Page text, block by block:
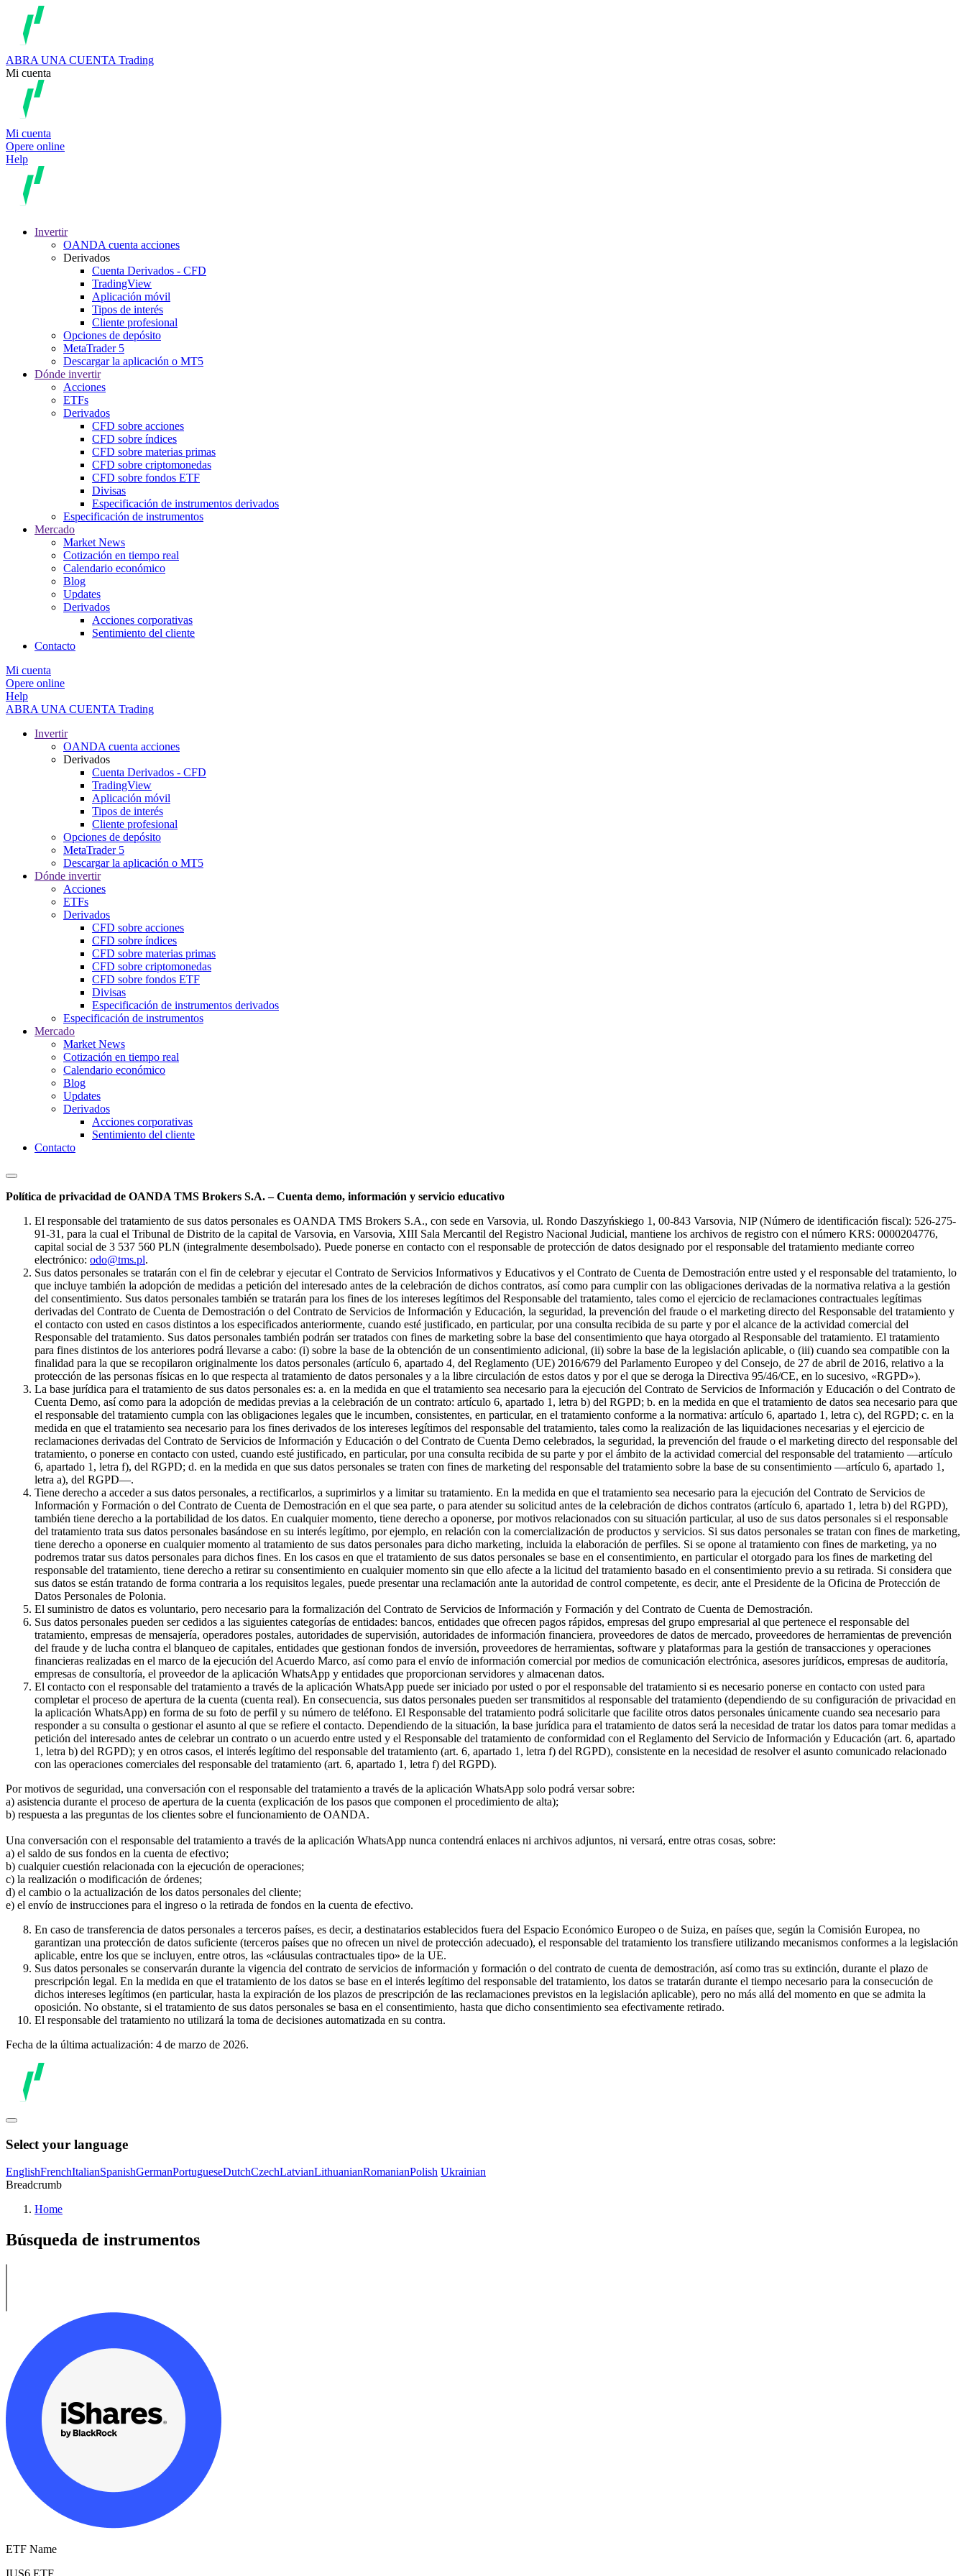
ABRA UNA CUENTA Trading
Mi cuenta
Mi cuenta
Opere online
Help
Invertir
OANDA cuenta acciones
Derivados
Cuenta Derivados - CFD
TradingView
Aplicación móvil
Tipos de interés
Cliente profesional
Opciones de depósito
MetaTrader 5
Descargar la aplicación o MT5
Dónde invertir
Acciones
ETFs
Derivados
CFD sobre acciones
CFD sobre índices
CFD sobre materias primas
CFD sobre criptomonedas
CFD sobre fondos ETF
Divisas
Especificación de instrumentos derivados
Especificación de instrumentos
Mercado
Market News
Cotización en tiempo real
Calendario económico
Blog
Updates
Derivados
Acciones corporativas
Sentimiento del cliente
Contacto
Mi cuenta
Opere online
Help
ABRA UNA CUENTA Trading
Invertir
OANDA cuenta acciones
Derivados
Cuenta Derivados - CFD
TradingView
Aplicación móvil
Tipos de interés
Cliente profesional
Opciones de depósito
MetaTrader 5
Descargar la aplicación o MT5
Dónde invertir
Acciones
ETFs
Derivados
CFD sobre acciones
CFD sobre índices
CFD sobre materias primas
CFD sobre criptomonedas
CFD sobre fondos ETF
Divisas
Especificación de instrumentos derivados
Especificación de instrumentos
Mercado
Market News
Cotización en tiempo real
Calendario económico
Blog
Updates
Derivados
Acciones corporativas
Sentimiento del cliente
Contacto
Política de privacidad de OANDA TMS Brokers S.A. – Cuenta demo, información y servicio educativo
El responsable del tratamiento de sus datos personales es OANDA TMS Brokers S.A., con sede en Varsovia, ul. Rondo Daszyńskiego 1, 00-843 Varsovia, NIP (Número de identificación fiscal): 526-275-
91-31, para la cual el Tribunal de Distrito de la capital de Varsovia, en Varsovia, XIII Sala Mercantil del Registro Nacional Judicial, mantiene los archivos de registro con el número KRS: 0000204776,
capital social de 3 537 560 PLN (integralmente desembolsado). Puede ponerse en contacto con el responsable de protección de datos designado por el responsable del tratamiento mediante correo
electrónico: odo@tms.pl.
Sus datos personales se tratarán con el fin de celebrar y ejecutar el Contrato de Servicios Informativos y Educativos y el Contrato de Cuenta de Demostración entre usted y el responsable del tratamiento, lo
que incluye también la adopción de medidas a petición del interesado antes de la celebración de dichos contratos, así como para cumplir con las obligaciones derivadas de la normativa relativa a la gestión
del consentimiento. Sus datos personales también se tratarán para los fines de los intereses legítimos del Responsable del tratamiento, tales como el ejercicio de reclamaciones contractuales legítimas
derivadas del Contrato de Cuenta de Demostración o del Contrato de Servicios de Información y Educación, la seguridad, la prevención del fraude o el marketing directo del Responsable del tratamiento y
el contacto con usted en casos distintos a los especificados anteriormente, cuando esté justificado, en particular, por una consulta recibida de su parte y por el alcance de la actividad comercial del
Responsable del tratamiento. Sus datos personales también podrán ser tratados con fines de marketing sobre la base del consentimiento que haya otorgado al Responsable del tratamiento. El tratamiento
para fines distintos de los anteriores podrá llevarse a cabo: (i) sobre la base de la obtención de un consentimiento adicional, (ii) sobre la base de la legislación aplicable, o (iii) cuando sea compatible con la
finalidad para la que se recopilaron originalmente los datos personales (artículo 6, apartado 4, del Reglamento (UE) 2016/679 del Parlamento Europeo y del Consejo, de 27 de abril de 2016, relativo a la
protección de las personas físicas en lo que respecta al tratamiento de datos personales y a la libre circulación de estos datos y por el que se deroga la Directiva 95/46/CE, en lo sucesivo, «RGPD»).
La base jurídica para el tratamiento de sus datos personales es: a. en la medida en que el tratamiento sea necesario para la ejecución del Contrato de Servicios de Información y Educación o del Contrato de
Cuenta Demo, así como para la adopción de medidas previas a la celebración de un contrato: artículo 6, apartado 1, letra b) del RGPD; b. en la medida en que el tratamiento de datos sea necesario para que
el responsable del tratamiento cumpla con las obligaciones legales que le incumben, consistentes, en particular, en el tratamiento conforme a la normativa: artículo 6, apartado 1, letra c), del RGPD; c. en la
medida en que el tratamiento sea necesario para los fines derivados de los intereses legítimos del responsable del tratamiento, tales como la realización de las liquidaciones necesarias y el ejercicio de
reclamaciones derivadas del Contrato de Servicios de Información y Educación o del Contrato de Cuenta Demo celebrados, la seguridad, la prevención del fraude o el marketing directo del responsable del
tratamiento, o ponerse en contacto con usted, cuando esté justificado, en particular, por una consulta recibida de su parte y por el ámbito de la actividad comercial del responsable del tratamiento —artículo
6, apartado 1, letra f), del RGPD; d. en la medida en que sus datos personales se traten con fines de marketing del responsable del tratamiento sobre la base de su consentimiento —artículo 6, apartado 1,
letra a), del RGPD—.
Tiene derecho a acceder a sus datos personales, a rectificarlos, a suprimirlos y a limitar su tratamiento. En la medida en que el tratamiento sea necesario para la ejecución del Contrato de Servicios de
Información y Formación o del Contrato de Cuenta de Demostración en el que sea parte, o para atender su solicitud antes de la celebración de dichos contratos (artículo 6, apartado 1, letra b) del RGPD),
también tiene derecho a la portabilidad de los datos. En cualquier momento, tiene derecho a oponerse, por motivos relacionados con su situación particular, al uso de sus datos personales si el responsable
del tratamiento trata sus datos personales basándose en su interés legítimo, por ejemplo, en relación con la comercialización de productos y servicios. Si sus datos personales se tratan con fines de marketing,
tiene derecho a oponerse en cualquier momento al tratamiento de sus datos personales para dicho marketing, incluida la elaboración de perfiles. Si se opone al tratamiento con fines de marketing, ya no
podremos tratar sus datos personales para dichos fines. En los casos en que el tratamiento de sus datos personales se base en el consentimiento, en particular el otorgado para los fines de marketing del
responsable del tratamiento, tiene derecho a retirar su consentimiento en cualquier momento sin que ello afecte a la licitud del tratamiento basado en el consentimiento previo a su retirada. Si considera que
sus datos se están tratando de forma contraria a los requisitos legales, puede presentar una reclamación ante la autoridad de control competente, es decir, ante el Presidente de la Oficina de Protección de
Datos Personales de Polonia.
El suministro de datos es voluntario, pero necesario para la formalización del Contrato de Servicios de Información y Formación y del Contrato de Cuenta de Demostración.
Sus datos personales pueden ser cedidos a las siguientes categorías de entidades: bancos, entidades que ofrecen pagos rápidos, empresas del grupo empresarial al que pertenece el responsable del
tratamiento, empresas de mensajería, operadores postales, autoridades de supervisión, autoridades de información financiera, proveedores de datos de mercado, proveedores de herramientas de prevención
del fraude y de lucha contra el blanqueo de capitales, entidades que gestionan fondos de inversión, proveedores de herramientas, software y plataformas para la gestión de transacciones y operaciones
financieras realizadas en el marco de la ejecución del Acuerdo Marco, así como para el envío de información comercial por medios de comunicación electrónica, asesores jurídicos, empresas de auditoría,
empresas de consultoría, el proveedor de la aplicación WhatsApp y entidades que proporcionan servidores y almacenan datos.
El contacto con el responsable del tratamiento a través de la aplicación WhatsApp puede ser iniciado por usted o por el responsable del tratamiento si es necesario ponerse en contacto con usted para
completar el proceso de apertura de la cuenta (cuenta real). En consecuencia, sus datos personales pueden ser transmitidos al responsable del tratamiento (dependiendo de su configuración de privacidad en
la aplicación WhatsApp) en forma de su foto de perfil y su número de teléfono. El Responsable del tratamiento podrá solicitarle que facilite otros datos personales únicamente cuando sea necesario para
responder a su consulta o gestionar el asunto al que se refiere el contacto. Dependiendo de la situación, la base jurídica para el tratamiento de datos será la necesidad de tratar los datos para tomar medidas a
petición del interesado antes de celebrar un contrato o un acuerdo entre usted y el Responsable del tratamiento de conformidad con el Reglamento del Servicio de Información y Educación (art. 6, apartado
1, letra b) del RGPD); y en otros casos, el interés legítimo del responsable del tratamiento (art. 6, apartado 1, letra f) del RGPD), consistente en la necesidad de resolver el asunto comunicado relacionado
con las operaciones comerciales del responsable del tratamiento (art. 6, apartado 1, letra f) del RGPD).
Por motivos de seguridad, una conversación con el responsable del tratamiento a través de la aplicación WhatsApp solo podrá versar sobre:
a) asistencia durante el proceso de apertura de la cuenta (explicación de los pasos que componen el procedimiento de alta);
b) respuesta a las preguntas de los clientes sobre el funcionamiento de OANDA.
Una conversación con el responsable del tratamiento a través de la aplicación WhatsApp nunca contendrá enlaces ni archivos adjuntos, ni versará, entre otras cosas, sobre:
a) el saldo de sus fondos en la cuenta de efectivo;
b) cualquier cuestión relacionada con la ejecución de operaciones;
c) la realización o modificación de órdenes;
d) el cambio o la actualización de los datos personales del cliente;
e) el envío de instrucciones para el ingreso o la retirada de fondos en la cuenta de efectivo.
En caso de transferencia de datos personales a terceros países, es decir, a destinatarios establecidos fuera del Espacio Económico Europeo o de Suiza, en países que, según la Comisión Europea, no
garantizan una protección de datos suficiente (terceros países que no ofrecen un nivel de protección adecuado), el responsable del tratamiento los transfiere utilizando mecanismos conformes a la legislación
aplicable, entre los que se incluyen, entre otros, las «cláusulas contractuales tipo» de la UE.
Sus datos personales se conservarán durante la vigencia del contrato de servicios de información y formación o del contrato de cuenta de demostración, así como tras su extinción, durante el plazo de
prescripción legal. En la medida en que el tratamiento de los datos se base en el interés legítimo del responsable del tratamiento, los datos se tratarán durante el tiempo necesario para la consecución de
dichos intereses legítimos (en particular, hasta la expiración de los plazos de prescripción de las reclamaciones previstos en la legislación aplicable), pero no más allá del momento en que se admita la
oposición. No obstante, si el tratamiento de sus datos personales se basa en el consentimiento, hasta que dicho consentimiento sea efectivamente retirado.
El responsable del tratamiento no utilizará la toma de decisiones automatizada en su contra.
Fecha de la última actualización: 4 de marzo de 2026.
Select your language
EnglishFrenchItalianSpanishGermanPortugueseDutchCzechLatvianLithuanianRomanianPolish Ukrainian
Breadcrumb
Home
Búsqueda de instrumentos
ETF Name